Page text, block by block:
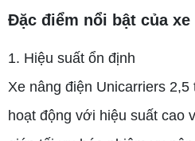
Đặc điểm nổi bật của
1. Hiệu suất ổn định
Xe nâng điện Unicarriers
hoạt động với hiệu suất cao